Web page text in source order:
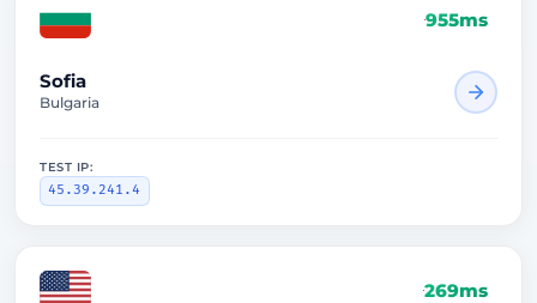
955ms
Sofia
Bulgaria
TEST IP:
45.39.241.4
269ms